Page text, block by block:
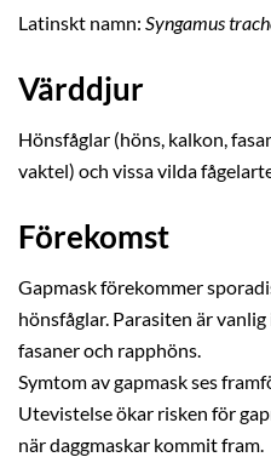
Latinskt namn: Syngamus
Värddjur
Hönsfåglar (höns, kalkon,
vaktel) och vissa vilda
Förekomst
Gapmask förekommer
hönsfåglar. Parasiten är
fasaner och rapphöns.
Symtom av gapmask ses
Utevistelse ökar risken för
när daggmaskar kommit fram.